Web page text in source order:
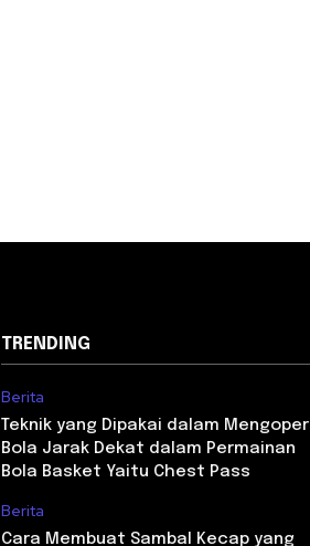
TRENDING
Berita
Teknik yang Dipakai dalam Mengoper
Bola Jarak Dekat dalam Permainan
Bola Basket Yaitu Chest Pass
Berita
Cara Membuat Sambal Kecap yang